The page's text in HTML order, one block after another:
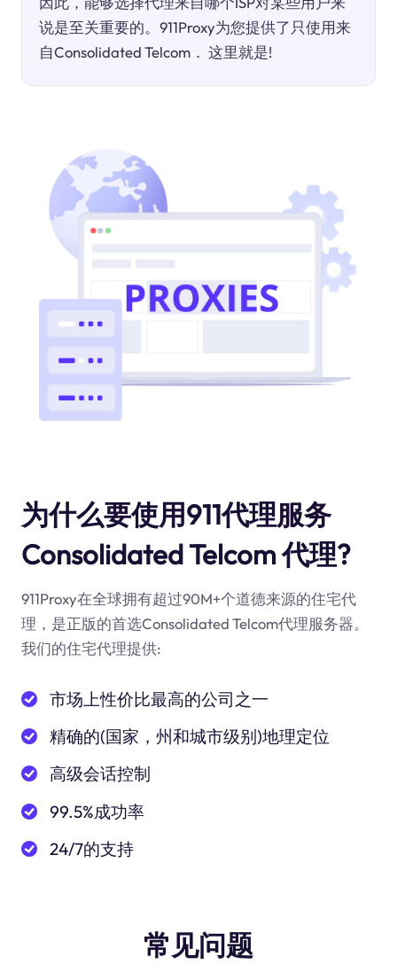
说是至关重要的。911Proxy为您提供了只使用来
自Consolidated Telcom． 这里就是!
为什么要使用911代理服务
Consolidated Telcom 代理?
911Proxy在全球拥有超过90M+个道德来源的住宅代
理，是正版的首选Consolidated Telcom代理服务器。
我们的住宅代理提供:
市场上性价比最高的公司之一
精确的(国家，州和城市级别)地理定位
高级会话控制
99.5%成功率
24/7的支持
常见问题